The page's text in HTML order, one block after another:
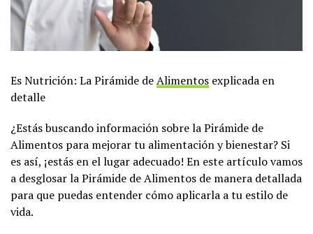
Es Nutrición: La Pirámide deAlimentos explicada en
detalle
¿Estás buscando información sobre la Pirámide de
Alimentos para mejorar tu alimentación y bienestar? Si
es así, ¡estás en el lugar adecuado! En este artículo vamos
a desglosar la Pirámide de Alimentos de manera detallada
para que puedas entender cómo aplicarla a tu estilo de
vida.